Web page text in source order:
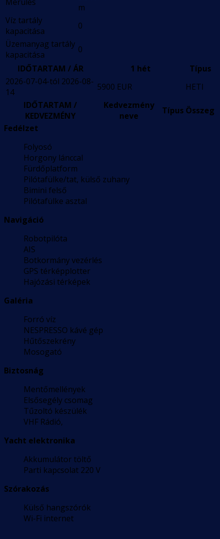
Merülés
m
Víz tartály
kapacitása
0
Üzemanyag tartály
kapacitása
0
IDŐTARTAM / ÁR
1 hét
Típus
2026-07-04-tól 2026-08-
14
5900 EUR
HETI
IDŐTARTAM /
KEDVEZMÉNY
Kedvezmény
neve
Típus Összeg
Fedélzet
Folyosó
Horgony lánccal
Fürdőplatform
Pilótafülke/tat, külső zuhany
Bimini felső
Pilótafülke asztal
Navigáció
Robotpilóta
AIS
Botkormány vezérlés
GPS térképplotter
Hajózási térképek
Galéria
Forró víz
NESPRESSO kávé gép
Hűtőszekrény
Mosogató
Biztosnág
Mentőmellények
Elsősegély csomag
Tűzoltó készülék
VHF Rádió,
Yacht elektronika
Akkumulátor töltő
Parti kapcsolat 220 V
Szórakozás
Külső hangszórók
Wi-Fi internet